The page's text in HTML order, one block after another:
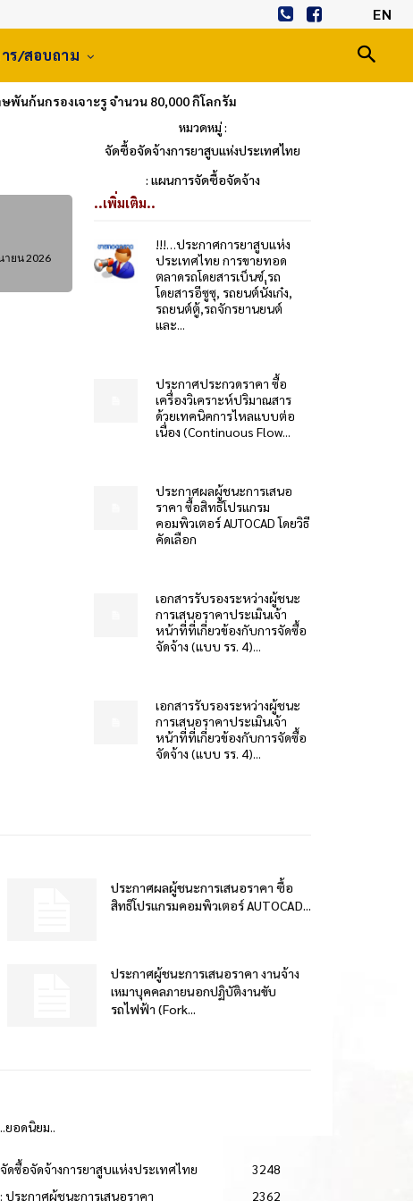
EN
ร/สอบถาม
นก้นกรองเจาะรู จำนวน 80,000 กิโลกรัม
หมวดหมู่ :
จัดซื้อจัดจ้างการยาสูบแห่งประเทศไทย
: แผนการจัดซื้อจัดจ้าง
ายน 2026
..เพิ่มเติม..
!!!…ประกาศการยาสูบแห่ง
ประเทศไทย การขายทอด
ตลาดรถโดยสารเบ็นซ์,รถ
โดยสารอีซูซุ, รถยนต์นั่งเก๋ง,
รถยนต์ตู้,รถจักรยานยนต์
และ...
ประกาศประกวดราคา ซื้อ
เครื่องวิเคราะห์ปริมาณสาร
ด้วยเทคนิคการไหลแบบต่อ
เนื่อง (Continuous Flow...
ประกาศผลผู้ชนะการเสนอ
ราคา ซื้อสิทธิโปรแกรม
คอมพิวเตอร์ AUTOCAD โดยวิธี
คัดเลือก
เอกสารรับรองระหว่างผู้ชนะ
การเสนอราคาประเมินเจ้า
หน้าที่ที่เกี่ยวข้องกับการจัดซื้อ
จัดจ้าง (แบบ รร. 4)...
เอกสารรับรองระหว่างผู้ชนะ
การเสนอราคาประเมินเจ้า
หน้าที่ที่เกี่ยวข้องกับการจัดซื้อ
จัดจ้าง (แบบ รร. 4)...
ประกาศผลผู้ชนะการเสนอราคา ซื้อ
สิทธิโปรแกรมคอมพิวเตอร์ AUTOCAD...
ประกาศผู้ชนะการเสนอราคา งานจ้าง
เหมาบุคคลภายนอกปฏิบัติงานขับ
รถไฟฟ้า (Fork...
..ยอดนิยม..
จัดซื้อจัดจ้างการยาสูบแห่งประเทศไทย
3248
: ประกาศผู้ชนะการเสนอราคา
2362